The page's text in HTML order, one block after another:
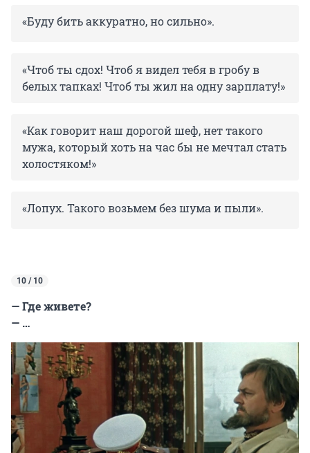
«Буду бить аккуратно, но сильно».
«Чтоб ты сдох! Чтоб я видел тебя в гробу в
белых тапках! Чтоб ты жил на одну зарплату!»
«Как говорит наш дорогой шеф, нет такого
мужа, который хоть на час бы не мечтал стать
холостяком!»
«Лопух. Такого возьмем без шума и пыли».
10 / 10
— Где живете?
— …